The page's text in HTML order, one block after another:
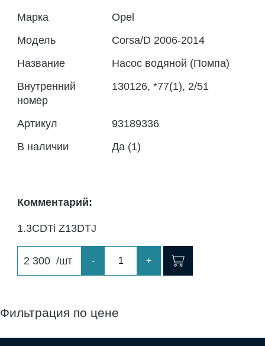
Марка
Opel
Модель
Corsa/D 2006-2014
Название
Насос водяной (Помпа)
Внутренний
номер
130126, *77(1), 2/51
Артикул
93189336
В наличии
Да (1)
Комментарий:
1.3CDTi Z13DTJ
2 300 /шт - +
Фильтрация по цене